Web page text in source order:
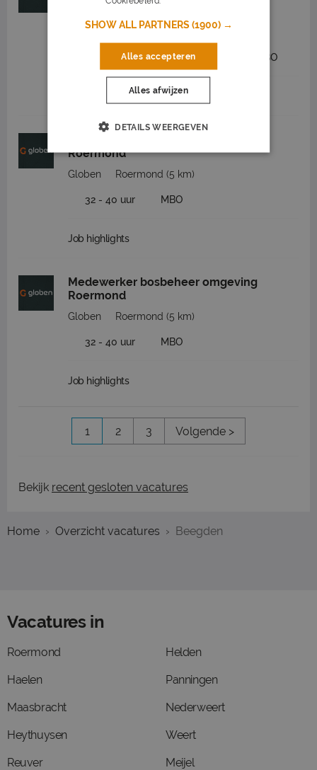
Globen Roermond (5 km)
2.600 tot 3.650 32 - 40 uur MBO
Job highlights
Roermond
Globen Roermond (5 km)
32 - 40 uur MBO
Job highlights
Medewerker bosbeheer omgeving
Roermond
Globen Roermond (5 km)
32 - 40 uur MBO
Job highlights
1 2 3 Volgende >
Bekijk recent gesloten vacatures
Home Overzicht vacatures Beegden
Vacatures in
Roermond
Haelen
Maasbracht
Heythuysen
Reuver
Helden
Panningen
Nederweert
Weert
Meijel
SHOW ALL PARTNERS(1900) →
Alles accepteren
Alles afwijzen
DETAILS WEERGEVEN